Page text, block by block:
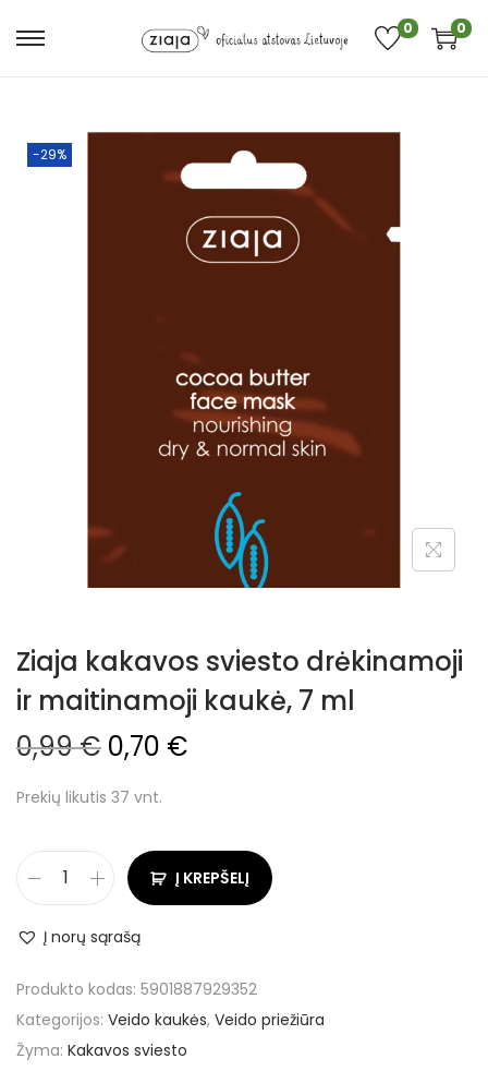
0 0
-29%
Ziaja kakavos sviesto drėkinamoji
ir maitinamoji kaukė, 7 ml
0,99€ 0,70 €
Prekių likutis 37 vnt.
Į KREPŠELĮ
Į norų sąrašą
Produkto kodas: 5901887929352
Kategorijos: Veido kaukės, Veido priežiūra
Žyma: Kakavos sviesto